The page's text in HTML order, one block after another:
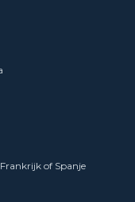
of Spanje